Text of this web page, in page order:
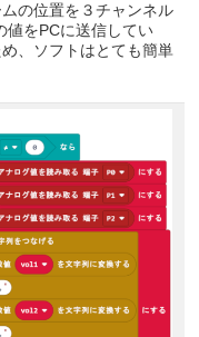
の位置を３チャンネル
値をPCに送信してい
、ソフトはとても簡単